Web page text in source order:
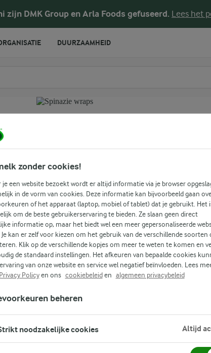
zijn DMK Group en Arla Foods gefuseerd. Lees het
DUURZAAMHEID
zonder cookies!
je een website bezoekt wordt er altijd informatie via je browser
in de vorm van cookies. Deze informatie kan bijvoorbeeld gaan
of het apparaat (laptop, mobiel of tablet) dat je gebruikt. Het
om de beste gebruikerservaring te bieden. Ze slaan geen direct
informatie op, maar het biedt wel een meer gepersonaliseerde
kan er zelf voor kiezen om het gebruik van de verschillende soorten
Klik op de verschillende kopjes om meer te weten te komen en
de standaard instellingen. Het afkeuren van bepaalde cookies
van onze website en service wel negatief beïnvloeden. Lees
Policyen ons cookiebeleiden algemeen privacybeleid
beheren
noodzakelijke cookies Altijd